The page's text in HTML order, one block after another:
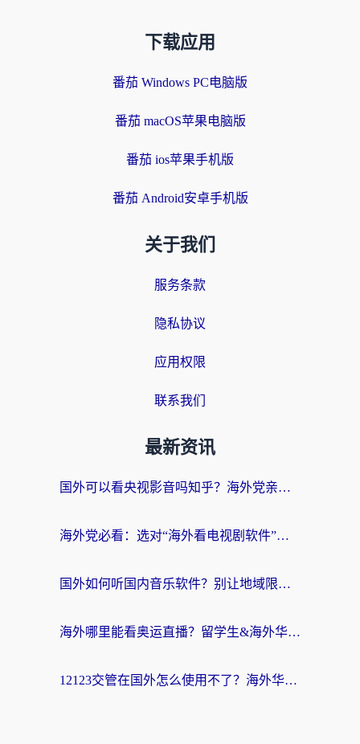
下载应用
番茄 Windows PC电脑版
番茄 macOS苹果电脑版
番茄 ios苹果手机版
番茄 Android安卓手机版
关于我们
服务条款
隐私协议
应用权限
联系我们
最新资讯
国外可以看央视影音吗知乎？海外党亲测有效的回国加速方案
海外党必看：选对“海外看电视剧软件”，再也不用愁国内剧刷不了
国外如何听国内音乐软件？别让地域限制，断了你的中文歌单
海外哪里能看奥运直播？留学生&海外华人必看的体育赛事观赛终极指南
12123交管在国外怎么使用不了？海外华人必看的无缝访问国内资源指南